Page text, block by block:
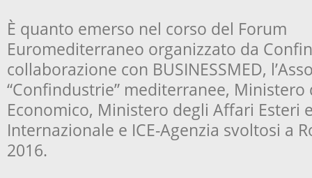
È quanto emerso nel corso del Forum
Euromediterraneo organizzato da
collaborazione con BUSINESSMED,
“Confindustrie” mediterranee,
Economico, Ministero degli Affari Esteri
Internazionale e ICE-Agenzia svoltosi a
2016.